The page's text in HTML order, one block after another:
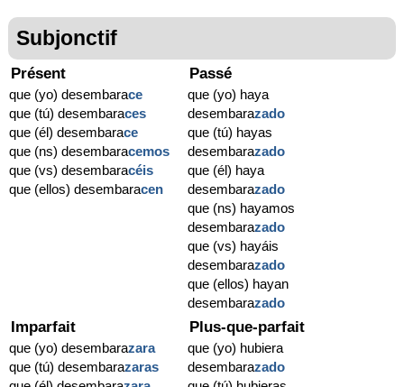
Subjonctif
Présent
que (yo) desembarace
que (tú) desembaraces
que (él) desembarace
que (ns) desembaracemos
que (vs) desembaracéis
que (ellos) desembaracen
Passé
que (yo) haya
desembarazado
que (tú) hayas
desembarazado
que (él) haya
desembarazado
que (ns) hayamos
desembarazado
que (vs) hayáis
desembarazado
que (ellos) hayan
desembarazado
Imparfait
que (yo) desembarazara
que (tú) desembarazaras
Plus-que-parfait
que (yo) hubiera
desembarazado